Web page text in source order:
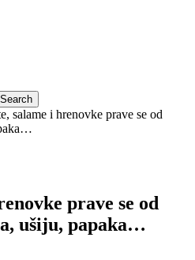
salame i hrenovke prave se od
prave se od
ušiju, papaka…